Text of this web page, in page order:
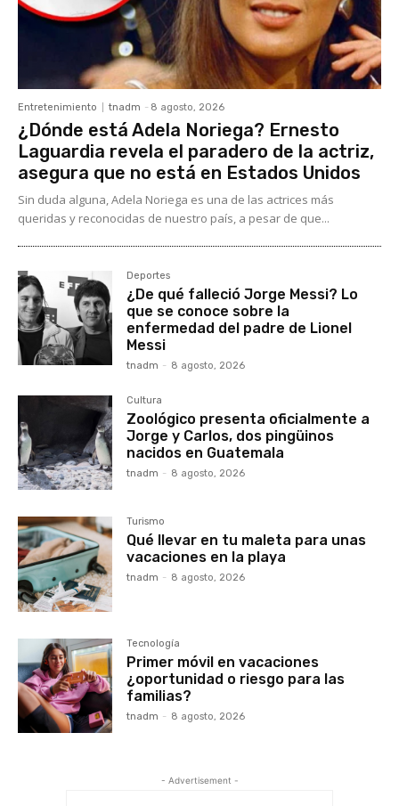
Entretenimiento tnadm - 8 agosto, 2026
¿Dónde está Adela Noriega? Ernesto
Laguardia revela el paradero de la actriz,
asegura que no está en Estados Unidos
Sin duda alguna, Adela Noriega es una de las actrices más
queridas y reconocidas de nuestro país, a pesar de que...
Deportes
¿De qué falleció Jorge Messi? Lo
que se conoce sobre la
enfermedad del padre de Lionel
Messi
tnadm - 8 agosto, 2026
Cultura
Zoológico presenta oficialmente a
Jorge y Carlos, dos pingüinos
nacidos en Guatemala
tnadm - 8 agosto, 2026
Turismo
Qué llevar en tu maleta para unas
vacaciones en la playa
tnadm - 8 agosto, 2026
Tecnología
Primer móvil en vacaciones
¿oportunidad o riesgo para las
familias?
tnadm - 8 agosto, 2026
- Advertisement -